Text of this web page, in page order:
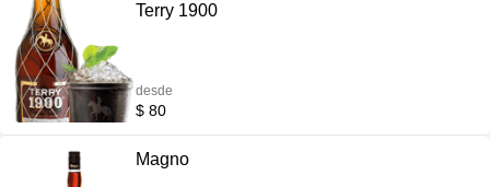
Terry 1900
desde
$ 80
Magno